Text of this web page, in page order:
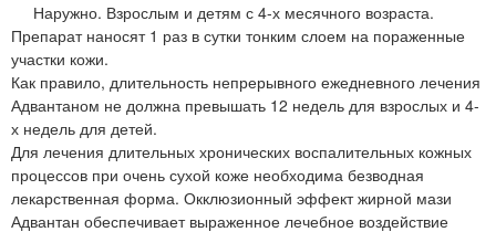
Наружно. Взрослым и детям с 4-х месячного возраста.
Препарат наносят 1 раз в сутки тонким слоем на пораженные
участки кожи.
Как правило, длительность непрерывного ежедневного лечения
Адвантаном не должна превышать 12 недель для взрослых и 4-
х недель для детей.
Для лечения длительных хронических воспалительных кожных
процессов при очень сухой коже необходима безводная
лекарственная форма. Окклюзионный эффект жирной мази
Адвантан обеспечивает выраженное лечебное воздействие